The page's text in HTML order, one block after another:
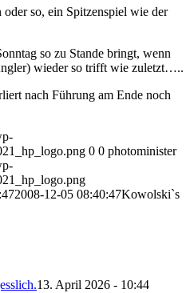
oder so, ein Spitzenspiel wie der
so zu Stande bringt, wenn
wieder so trifft wie zuletzt…..
nach Führung am Ende noch
0 0 photominister
2008-12-05 08:40:47Kowolski`s
13. April 2026 - 10:44